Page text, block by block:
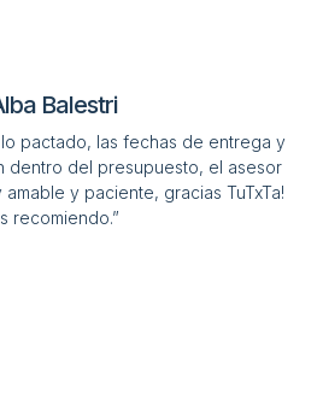
Balestri
pactado, las fechas de entrega y
dentro del presupuesto, el asesor
y paciente, gracias TuTxTa!
recomiendo.”